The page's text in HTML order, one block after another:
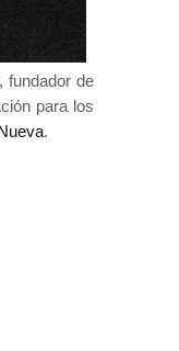
fundador de
para los
.